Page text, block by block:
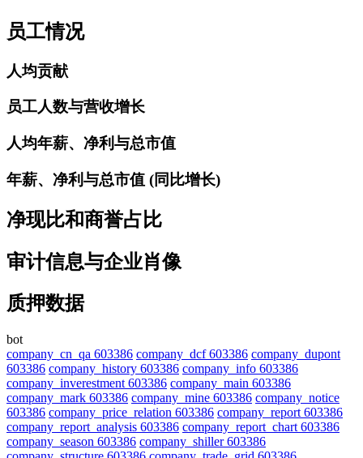
员工情况
人均贡献
员工人数与营收增长
人均年薪、净利与总市值
年薪、净利与总市值 (同比增长)
净现比和商誉占比
审计信息与企业肖像
质押数据
bot
company_cn_qa 603386 company_dcf 603386 company_dupont
603386 company_history 603386 company_info 603386
company_inverestment 603386 company_main 603386
company_mark 603386 company_mine 603386 company_notice
603386 company_price_relation 603386 company_report 603386
company_report_analysis 603386 company_report_chart 603386
company_season 603386 company_shiller 603386